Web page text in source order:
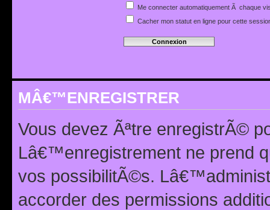
Me connecter automatiquement Ã chaque
Cacher mon statut en ligne pour cette
MÂ€™ENREGISTRER
Vous devez Ãªtre enregistrÃ©
Lâ€™enregistrement ne prend
vos possibilitÃ©s.
accorder des permissions